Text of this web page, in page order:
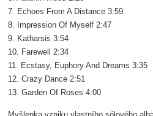
7. Echoes From A Distance 3:59
8. Impression Of Myself 2:47
9. Katharsis 3:54
10. Farewell 2:34
11. Ecstasy, Euphory And Dreams 3:35
12. Crazy Dance 2:51
13. Garden Of Roses 4:00